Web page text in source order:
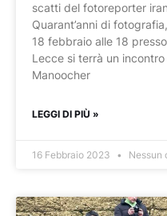
scatti del fotoreporter
Quarant’anni di
18 febbraio alle 18
Lecce si terrà un
Manoocher
LEGGI DI PIÙ »
16 Febbraio 2023 Nessun